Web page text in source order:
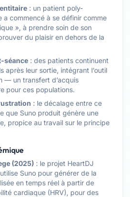
: un patient poly-
a commencé à se définir comme
», à prendre soin de son
du plaisir en dehors de la
séance : des patients continuent
après leur sortie, intégrant l’outil
— un transfert d’acquis
pour ces populations.
: le décalage entre ce
que Suno produit génère une
propice au travail sur le principe
(2025) : le projet HeartDJ
Suno pour générer de la
en temps réel à partir de
cardiaque (HRV), pour des